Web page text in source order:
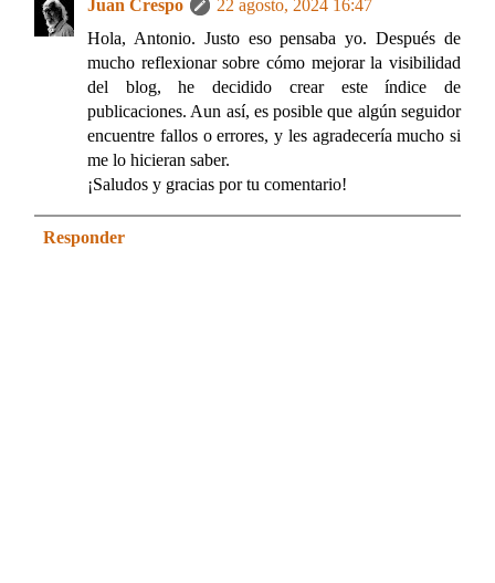
Juan Crespo
22 agosto, 2024 16:47
Hola, Antonio. Justo eso pensaba yo. Después de
mucho reflexionar sobre cómo mejorar la visibilidad
del blog, he decidido crear este índice de
publicaciones. Aun así, es posible que algún seguidor
encuentre fallos o errores, y les agradecería mucho si
me lo hicieran saber.
¡Saludos y gracias por tu comentario!
Responder